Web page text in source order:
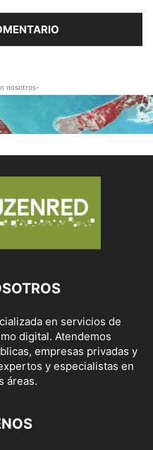
nosotros-
en servicios de
digital. Atendemos
empresas privadas y
y especialistas en
áreas.